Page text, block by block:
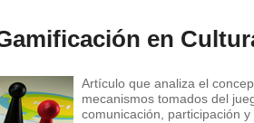
en
Artículo que analiza el
mecanismos tomados del
comunicación, participación